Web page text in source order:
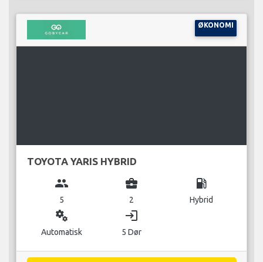
ØKONOMI
TOYOTA YARIS HYBRID
group
5
business_center
2
local_gas_station
Hybrid
miscellaneous_services
Automatisk
login
5 Dør